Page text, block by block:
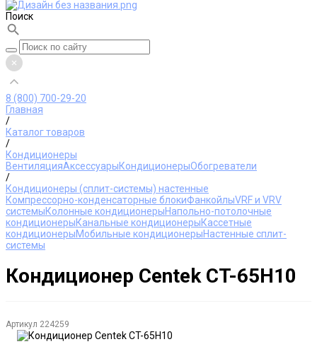
Поиск
8 (800) 700-29-20
Главная
/
Каталог товаров
/
Кондиционеры
ВентиляцияАксессуарыКондиционерыОбогреватели
/
Кондиционеры (сплит-системы) настенные
Компрессорно-конденсаторные блокиФанкойлыVRF и VRV
системыКолонные кондиционерыНапольно-потолочные
кондиционерыКанальные кондиционерыКассетные
кондиционерыМобильные кондиционерыНастенные сплит-
системы
Кондиционер Centek CT-65H10
Артикул 224259